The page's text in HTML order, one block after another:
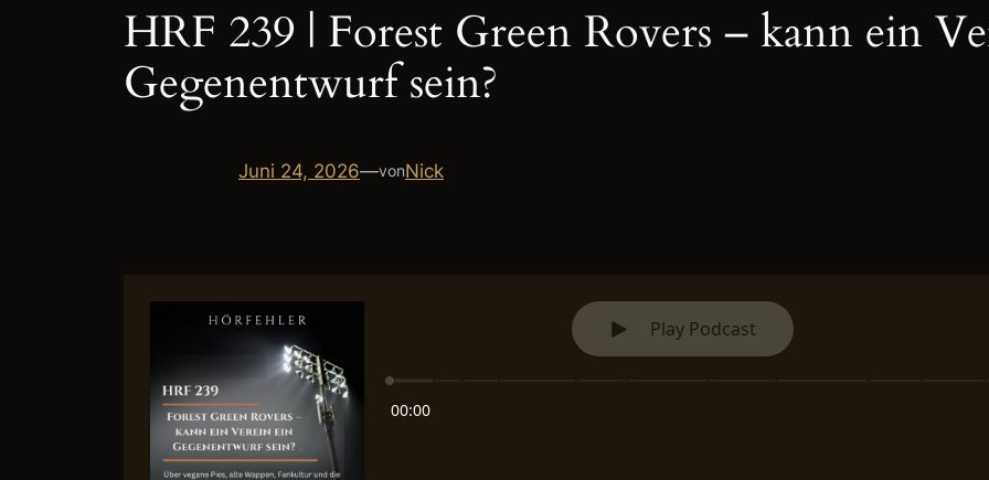
HRF 239 | Forest Green Rovers – kann ein
Gegenentwurf sein?
Juni 24, 2026—vonNick